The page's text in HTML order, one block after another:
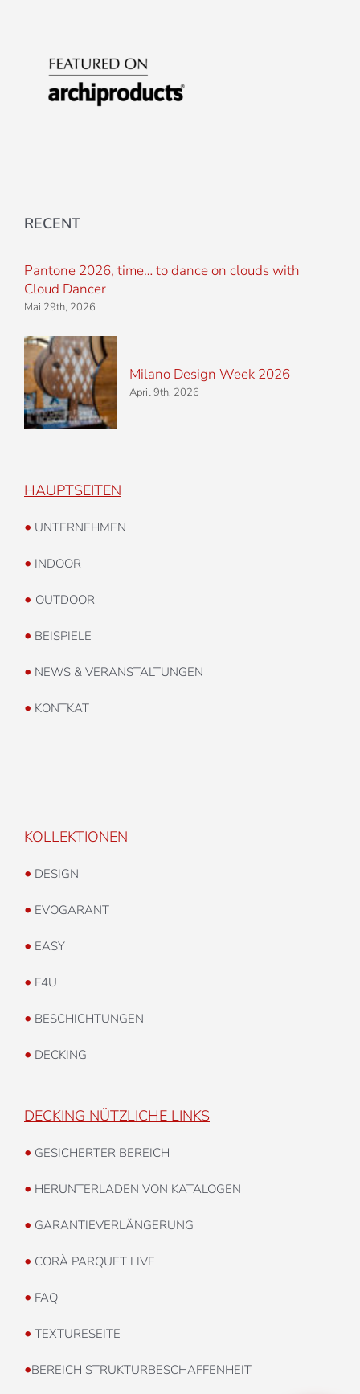
RECENT
Pantone 2026, time… to dance on clouds with
Cloud Dancer
Mai 29th, 2026
Milano Design Week 2026
April 9th, 2026
HAUPTSEITEN
• UNTERNEHMEN
• INDOOR
• OUTDOOR
• BEISPIELE
• NEWS & VERANSTALTUNGEN
• KONTKAT
KOLLEKTIONEN
• DESIGN
• EVOGARANT
• EASY
• F4U
• BESCHICHTUNGEN
• DECKING
DECKING NÜTZLICHE LINKS
• GESICHERTER BEREICH
• HERUNTERLADEN VON KATALOGEN
• GARANTIEVERLÄNGERUNG
• CORÀ PARQUET LIVE
• FAQ
• TEXTURESEITE
•BEREICH STRUKTURBESCHAFFENHEIT